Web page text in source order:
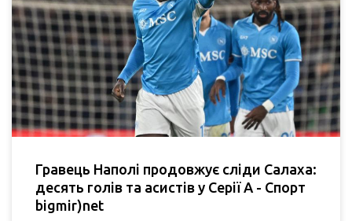
Гравець Наполі продовжує сліди Салаха:
десять голів та асистів у Серії А - Спорт
bigmir)net